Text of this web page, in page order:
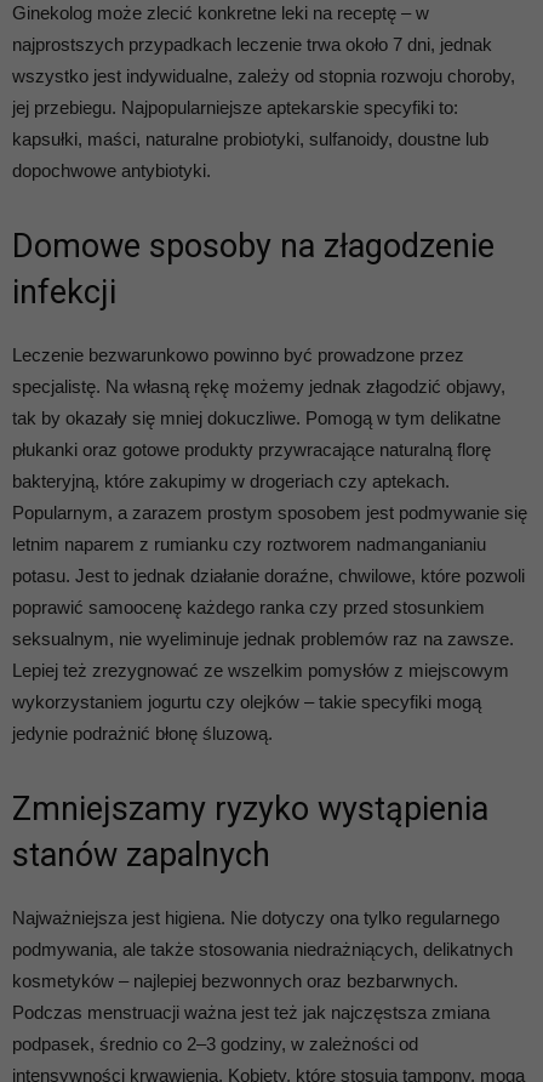
Ginekolog może zlecić konkretne leki na receptę – w
najprostszych przypadkach leczenie trwa około 7 dni, jednak
wszystko jest indywidualne, zależy od stopnia rozwoju choroby,
jej przebiegu. Najpopularniejsze aptekarskie specyfiki to:
kapsułki, maści, naturalne probiotyki, sulfanoidy, doustne lub
dopochwowe antybiotyki.
Domowe sposoby na złagodzenie
infekcji
Leczenie bezwarunkowo powinno być prowadzone przez
specjalistę. Na własną rękę możemy jednak złagodzić objawy,
tak by okazały się mniej dokuczliwe. Pomogą w tym delikatne
płukanki oraz gotowe produkty przywracające naturalną florę
bakteryjną, które zakupimy w drogeriach czy aptekach.
Popularnym, a zarazem prostym sposobem jest podmywanie się
letnim naparem z rumianku czy roztworem nadmanganianiu
potasu. Jest to jednak działanie doraźne, chwilowe, które pozwoli
poprawić samoocenę każdego ranka czy przed stosunkiem
seksualnym, nie wyeliminuje jednak problemów raz na zawsze.
Lepiej też zrezygnować ze wszelkim pomysłów z miejscowym
wykorzystaniem jogurtu czy olejków – takie specyfiki mogą
jedynie podrażnić błonę śluzową.
Zmniejszamy ryzyko wystąpienia
stanów zapalnych
Najważniejsza jest higiena. Nie dotyczy ona tylko regularnego
podmywania, ale także stosowania niedrażniących, delikatnych
kosmetyków – najlepiej bezwonnych oraz bezbarwnych.
Podczas menstruacji ważna jest też jak najczęstsza zmiana
podpasek, średnio co 2–3 godziny, w zależności od
intensywności krwawienia. Kobiety, które stosują tampony, mogą